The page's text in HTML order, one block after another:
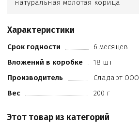
натуральная молотая корица
Характеристики
Срок годности
6 месяцев
Вложений в коробке
18 шт
Производитель
Сладарт ООО
Вес
200 г
Этот товар из категорий